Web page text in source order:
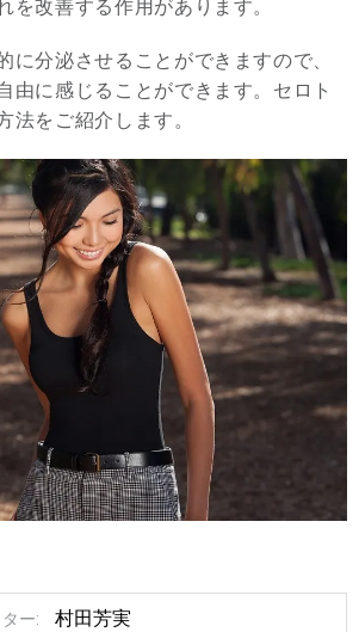
を改善する作用があります。
に分泌させることができますので、
由に感じることができます。セロト
法をご紹介します。
ー: 村田芳実